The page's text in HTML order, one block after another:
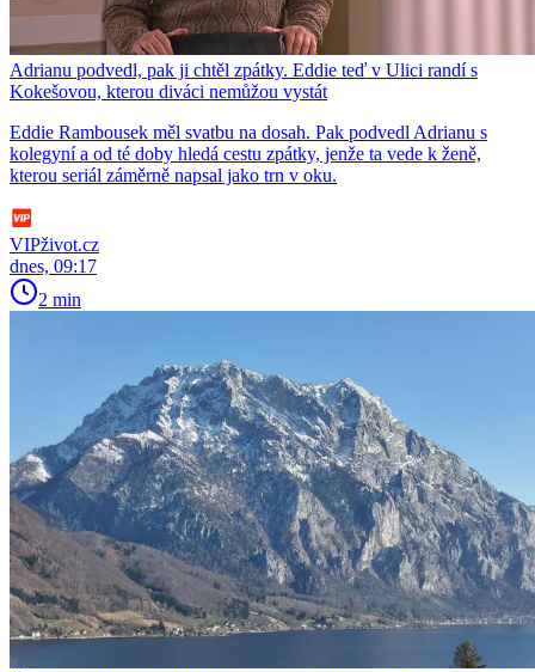
Adrianu podvedl, pak ji chtěl zpátky. Eddie teď v Ulici randí s
Kokešovou, kterou diváci nemůžou vystát
Eddie Rambousek měl svatbu na dosah. Pak podvedl Adrianu s
kolegyní a od té doby hledá cestu zpátky, jenže ta vede k ženě,
kterou seriál záměrně napsal jako trn v oku.
VIPživot.cz
dnes, 09:17
2 min